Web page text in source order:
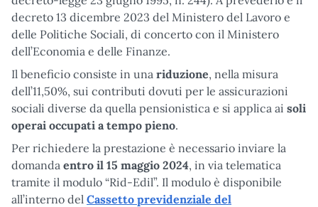
decreto 13 dicembre 2023 del Ministero del Lavoro e
delle Politiche Sociali, di concerto con il Ministero
dell’Economia e delle Finanze.
Il beneficio consiste in una riduzione, nella misura
dell’11,50%, sui contributi dovuti per le assicurazioni
sociali diverse da quella pensionistica e si applica ai soli
operai occupati a tempo pieno.
Per richiedere la prestazione è necessario inviare la
domanda entro il 15 maggio 2024, in via telematica
tramite il modulo “Rid-Edil”. Il modulo è disponibile
all’interno del Cassetto previdenziale del